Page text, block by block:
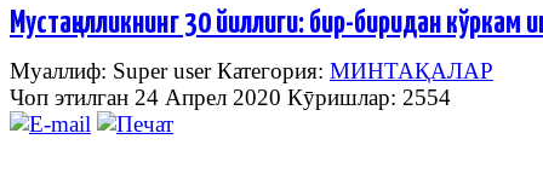
Мустақилликнинг 30 йиллиги: бир-биридан кўркам
Муаллиф: Super userКатегория: МИНТАҚАЛАР
Чоп этилган 24 Апрел 2020 Кӯришлар: 2554